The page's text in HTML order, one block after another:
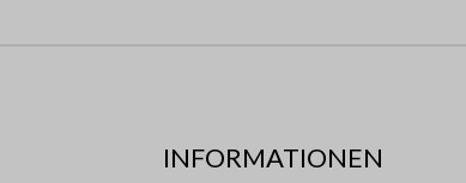
INFORMATIONEN